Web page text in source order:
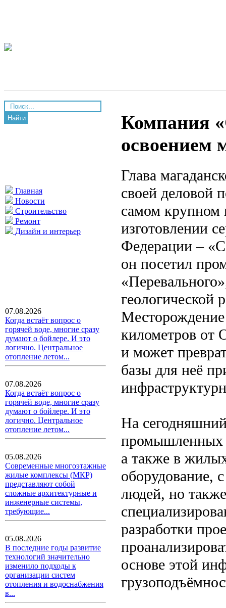
Найти
Главная
Новости
Строительство
Ремонт
Дизайн и интерьер
07.08.2026
Когда встаёт вопрос о
горячей воде, многие сразу
думают о бойлере. И это
логично. Центральное
отопление летом...
07.08.2026
Когда встаёт вопрос о
горячей воде, многие сразу
думают о бойлере. И это
логично. Центральное
отопление летом...
05.08.2026
Современные многоэтажные
жилые комплексы (МКР)
представляют собой
сложные архитектурные и
инженерные системы,
требующие...
05.08.2026
В последние годы развитие
технологий значительно
изменило подходы к
организации систем
отопления и водоснабжения
в...
Компания
освоением
Глава
своей деловой
самом крупном
изготовлении
Федерации –
он посетил
геологической
Месторождение
километров от
и может
базы для неё
На
промышленных
а также в
оборудование,
людей, но
разработки
основе этой